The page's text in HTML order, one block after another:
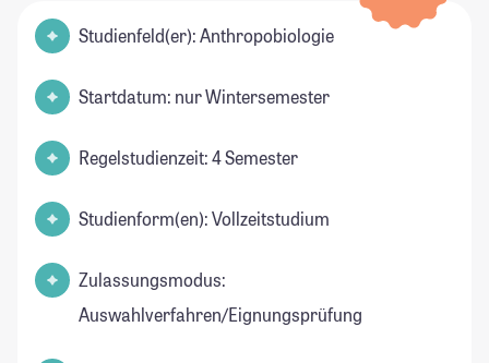
Studienfeld(er): Anthropobiologie
Startdatum: nur Wintersemester
Regelstudienzeit: 4 Semester
Studienform(en): Vollzeitstudium
Zulassungsmodus:
Auswahlverfahren/Eignungsprüfung